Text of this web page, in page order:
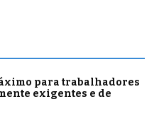
para trabalhadores
exigentes e de